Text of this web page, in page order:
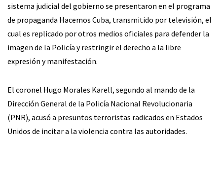
sistema judicial del gobierno se presentaron en el programa
de propaganda Hacemos Cuba, transmitido por televisión, el
cual es replicado por otros medios oficiales para defender la
imagen de la Policía y restringir el derecho a la libre
expresión y manifestación.
El coronel Hugo Morales Karell, segundo al mando de la
Dirección General de la Policía Nacional Revolucionaria
(PNR), acusó a presuntos terroristas radicados en Estados
Unidos de incitar a la violencia contra las autoridades.